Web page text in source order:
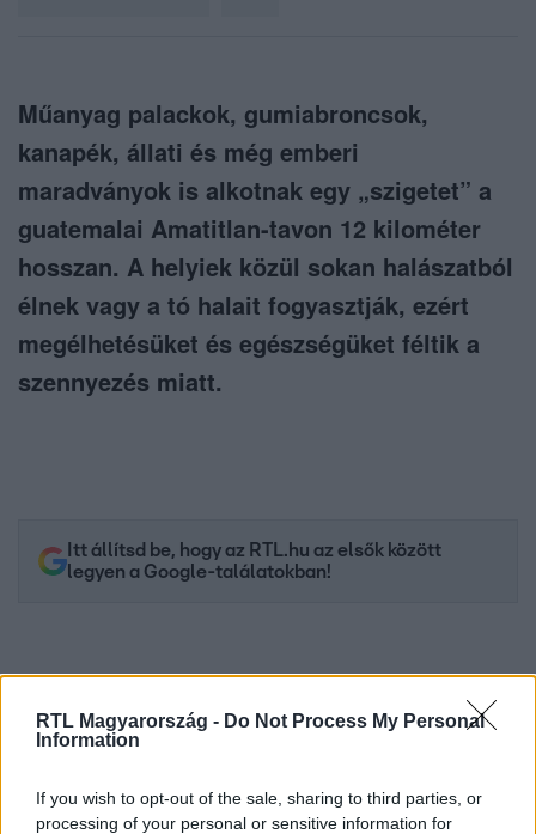
RTL Magyarország - Do Not Process My Personal
Information
If you wish to opt-out of the sale, sharing to third parties, or
processing of your personal or sensitive information for
Műanyag palackok, gumiabroncsok,
kanapék, állati és még emberi
maradványok is alkotnak egy „szigetet” a
guatemalai Amatitlan-tavon 12 kilométer
hosszan. A helyiek közül sokan halászatból
élnek vagy a tó halait fogyasztják, ezért
megélhetésüket és egészségüket féltik a
szennyezés miatt.
Itt állítsd be, hogy az RTL.hu az elsők között
legyen a Google-találatokban!